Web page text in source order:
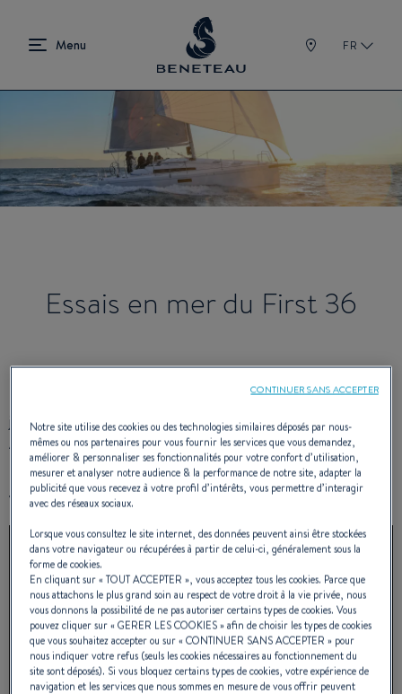
FR
Essais en mer du First 36
Depuis la mise à l’eau du First 36 au printemps, de nombreux
journalistes européens ont été conviés en Slovénie,
Allemagne et Espagne pour réaliser des essais en mer.
Ils nous livrent ici leurs productions :
Voile Magazine :
Notre site utilise des cookies ou des technologies similaires déposés par nous-
mêmes ou nos partenaires pour vous fournir les services que vous demandez,
améliorer & personnaliser ses fonctionnalités pour votre confort d’utilisation,
mesurer et analyser notre audience & la performance de notre site, adapter la
publicité que vous recevez à votre profil d’intérêts, vous permettre d’interagir
avec des réseaux sociaux.
Lorsque vous consultez le site internet, des données peuvent ainsi être stockées
dans votre navigateur ou récupérées à partir de celui-ci, généralement sous la
forme de cookies.
En cliquant sur «TOUT ACCEPTER », vous acceptez tous les cookies. Parce que
nous attachons le plus grand soin au respect de votre droit à la vie privée, nous
vous donnons la possibilité de ne pas autoriser certains types de cookies. Vous
pouvez cliquer sur «GERER LES COOKIES» afin de choisir les types de cookies
que vous souhaitez accepter ou sur «CONTINUER SANS ACCEPTER » pour
nous indiquer votre refus (seuls les cookies nécessaires au fonctionnement du
site sont déposés). Si vous bloquez certains types de cookies, votre expérience de
navigation et les services que nous sommes en mesure de vous offrir peuvent
CONTINUER SANS ACCEPTER